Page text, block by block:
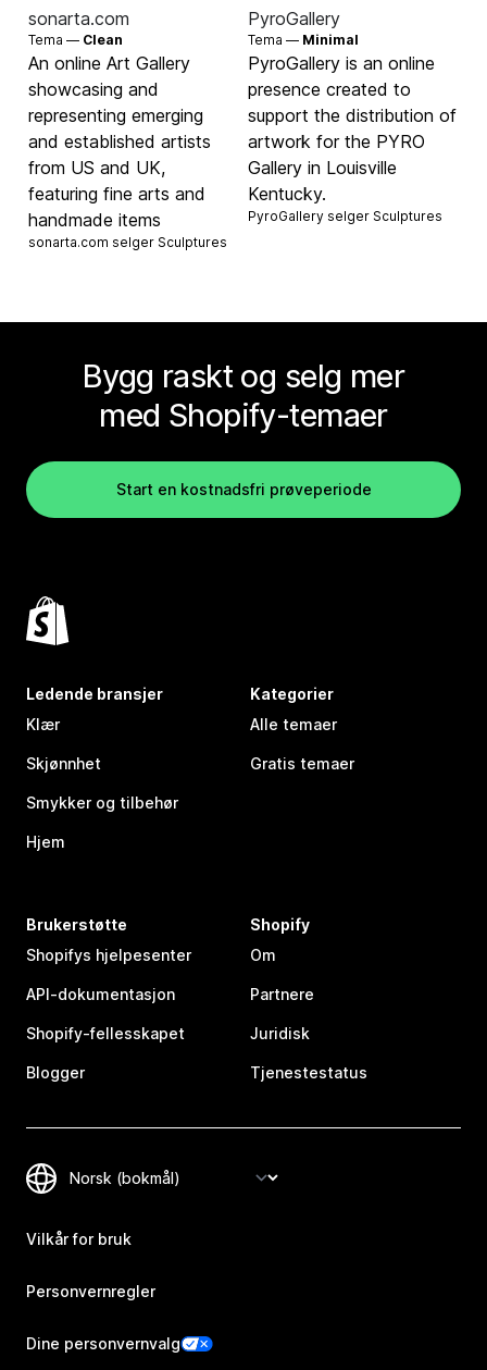
sonarta.com
Tema — Clean
An online Art Gallery
showcasing and
representing emerging
and established artists
from US and UK,
featuring fine arts and
handmade items
sonarta.com selger Sculptures
PyroGallery
Tema — Minimal
PyroGallery is an online
presence created to
support the distribution of
artwork for the PYRO
Gallery in Louisville
Kentucky.
PyroGallery selger Sculptures
Bygg raskt og selg mer
med Shopify-temaer
Start en kostnadsfri prøveperiode
Ledende bransjer
Klær
Skjønnhet
Smykker og tilbehør
Hjem
Kategorier
Alle temaer
Gratis temaer
Brukerstøtte
Shopifys hjelpesenter
API-dokumentasjon
Shopify-fellesskapet
Blogger
Shopify
Om
Partnere
Juridisk
Tjenestestatus
Vilkår for bruk
Personvernregler
Dine personvernvalg